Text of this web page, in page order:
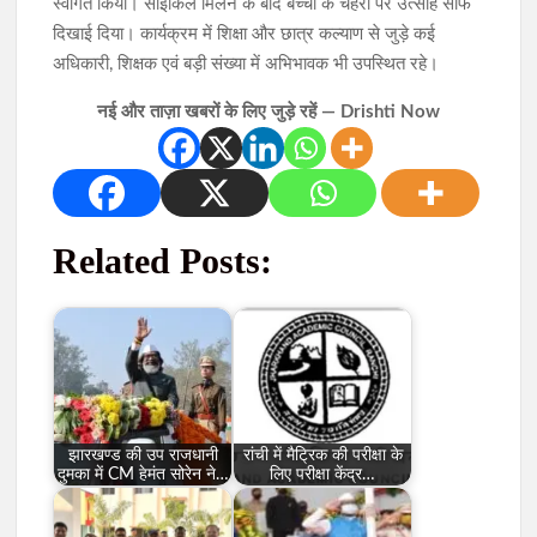
स्वागत किया। साइकिल मिलने के बाद बच्चों के चेहरों पर उत्साह साफ
दिखाई दिया। कार्यक्रम में शिक्षा और छात्र कल्याण से जुड़े कई
अधिकारी, शिक्षक एवं बड़ी संख्या में अभिभावक भी उपस्थित रहे।
नई और ताज़ा खबरों के लिए जुड़े रहें — Drishti Now
Related Posts:
झारखण्ड की उप राजधानी
दुमका में CM हेमंत सोरेन ने…
रांची में मैट्रिक की परीक्षा के
लिए परीक्षा केंद्र…